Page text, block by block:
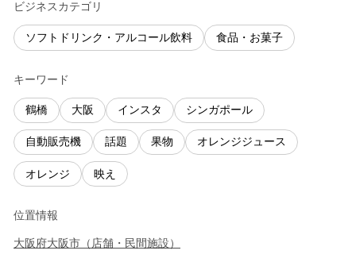
ビジネスカテゴリ
ソフトドリンク・アルコール飲料 食品・お菓子
キーワード
鶴橋 大阪 インスタ シンガポール
自動販売機 話題 果物 オレンジジュース
オレンジ 映え
位置情報
大阪府大阪市 （ 店舗・民間施設 ）